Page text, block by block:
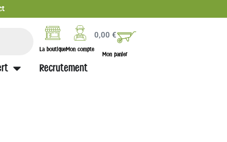
La boutiqueMon compte
0,00€
Mon panier
Recrutement